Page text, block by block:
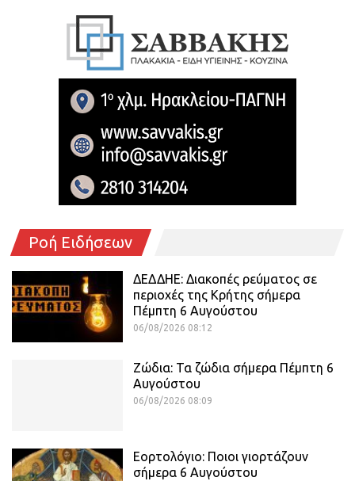
Ροή Ειδήσεων
ΔΕΔΔΗΕ: Διακοπές ρεύματος σε
περιοχές της Κρήτης σήμερα
Πέμπτη 6 Αυγούστου
06/08/2026 08:12
Ζώδια: Τα ζώδια σήμερα Πέμπτη 6
Αυγούστου
06/08/2026 08:09
Εορτολόγιο: Ποιοι γιορτάζουν
σήμερα 6 Αυγούστου